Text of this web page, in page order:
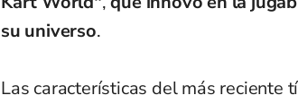
su universo.
Las características del más reciente